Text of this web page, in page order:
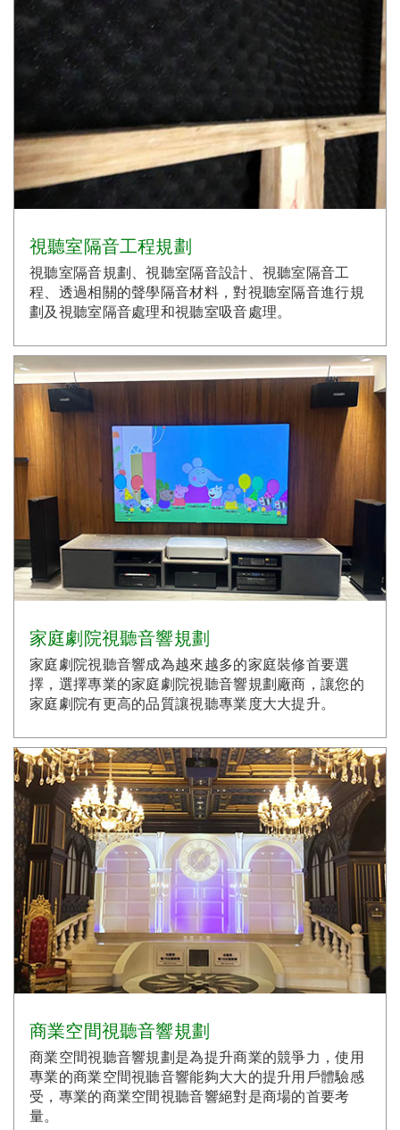
視聽室隔音工程規劃
視聽室隔音規劃、視聽室隔音設計、視聽室隔音工
程、透過相關的聲學隔音材料，對視聽室隔音進行規
劃及視聽室隔音處理和視聽室吸音處理。
家庭劇院視聽音響規劃
家庭劇院視聽音響成為越來越多的家庭裝修首要選
擇，選擇專業的家庭劇院視聽音響規劃廠商，讓您的
家庭劇院有更高的品質讓視聽專業度大大提升。
商業空間視聽音響規劃
商業空間視聽音響規劃是為提升商業的競爭力，使用
專業的商業空間視聽音響能夠大大的提升用戶體驗感
受，專業的商業空間視聽音響絕對是商場的首要考
量。